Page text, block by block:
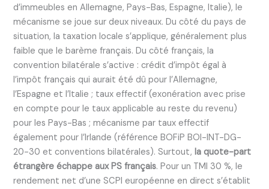
d’immeubles en Allemagne, Pays-Bas, Espagne, Italie), le
mécanisme se joue sur deux niveaux. Du côté du pays de
situation, la taxation locale s’applique, généralement plus
faible que le barème français. Du côté français, la
convention bilatérale s’active : crédit d’impôt égal à
l’impôt français qui aurait été dû pour l’Allemagne,
l’Espagne et l’Italie ; taux effectif (exonération avec prise
en compte pour le taux applicable au reste du revenu)
pour les Pays-Bas ; mécanisme par taux effectif
également pour l’Irlande (référence BOFiP BOI-INT-DG-
20-30 et conventions bilatérales). Surtout,la quote-part
étrangère échappe aux PS français. Pour un TMI 30 %, le
rendement net d’une SCPI européenne en direct s’établit